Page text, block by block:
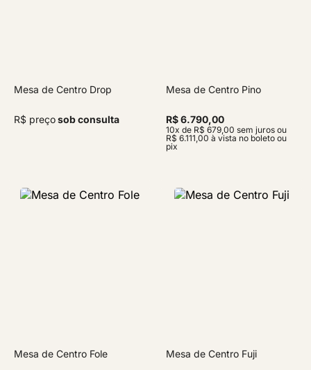
Mesa de Centro Drop
R$ preçosob consulta
Mesa de Centro Pino
R$ 6.790,00
10x de R$ 679,00 sem juros ou
R$ 6.111,00 à vista no boleto ou
pix
Mesa de Centro Fole Mesa de Centro Fuji